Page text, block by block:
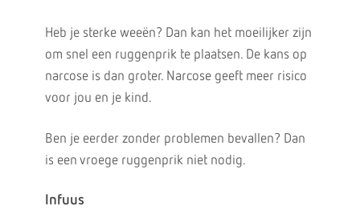
Heb je sterke weeën? Dan kan het moeilijker zijn
om snel een ruggenprik te plaatsen. De kans op
narcose is dan groter. Narcose geeft meer risico
voor jou en je kind.
Ben je eerder zonder problemen bevallen? Dan
is een vroege ruggenprik niet nodig.
Infuus